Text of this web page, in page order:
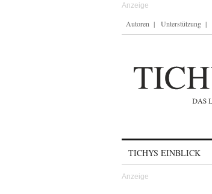
Autoren Unterstützung
TICHYS EINBLICK